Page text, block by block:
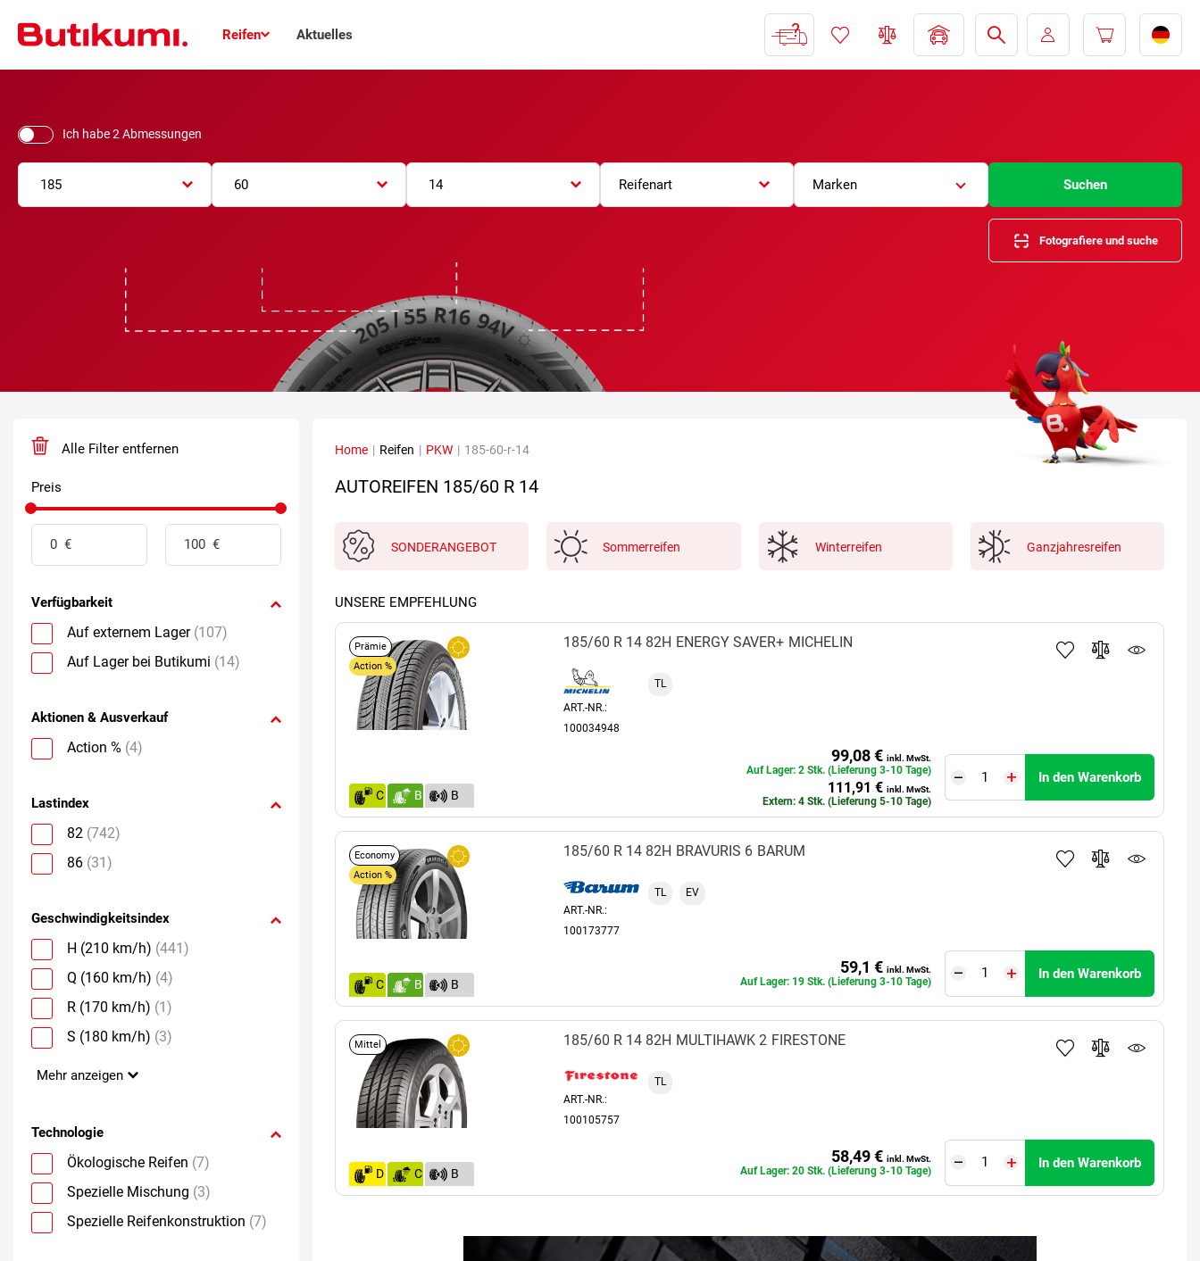
Reifen Aktuelles
Ich habe 2 Abmessungen
185 60 14 Reifenart Marken Suchen
Fotografiere und suche
Alle Filter entfernen
Preis
Verfügbarkeit
Auf externem Lager (107)
Auf Lager bei Butikumi (14)
Aktionen & Ausverkauf
Action % (4)
Lastindex
82 (742)
86 (31)
Geschwindigkeitsindex
H (210 km/h) (441)
Q (160 km/h) (4)
R (170 km/h) (1)
S (180 km/h) (3)
Mehr anzeigen
Technologie
Ökologische Reifen (7)
Spezielle Mischung (3)
Spezielle Reifenkonstruktion (7)
Home | Reifen | PKW | 185-60-r-14
AUTOREIFEN 185/60 R 14
SONDERANGEBOT Sommerreifen Winterreifen Ganzjahresreifen
UNSERE EMPFEHLUNG
Prämie
Action %
C B
B
(68)
MICHELIN
ENERGY SAVER+
185/60 R 14 82H
ART.-NR.:
100034948
TL
99,08 € inkl. MwSt.
Auf Lager: 2 Stk. (Lieferung 3-10 Tage)
111,91 € inkl. MwSt.
Extern: 4 Stk. (Lieferung 5-10 Tage)
In den Warenkorb
Economy
Action %
C B
B
(69)
BARUM
BRAVURIS 6
185/60 R 14 82H
ART.-NR.:
100173777
TL EV
59,1 € inkl. MwSt.
Auf Lager: 19 Stk. (Lieferung 3-10 Tage) In den Warenkorb
Mittel
D C
B
(70)
FIRESTONE
MULTIHAWK 2
185/60 R 14 82H
ART.-NR.:
100105757
TL
58,49 € inkl. MwSt.
Auf Lager: 20 Stk. (Lieferung 3-10 Tage) In den Warenkorb